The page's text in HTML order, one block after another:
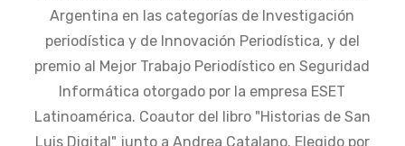
Argentina en las categorías de Investigación
periodística y de Innovación Periodística, y del
premio al Mejor Trabajo Periodístico en Seguridad
Informática otorgado por la empresa ESET
Latinoamérica. Coautor del libro "Historias de San
Luis Digital" junto a Andrea Catalano. Elegido por